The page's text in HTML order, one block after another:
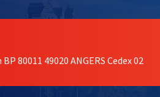
80011 49020 ANGERS Cedex 02